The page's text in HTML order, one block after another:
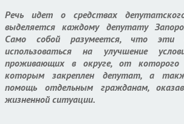
Речь идет о средствах
выделяется каждому депутату
Само собой разумеется, что эти
использоваться на улучшение
проживающих в округе, от которого
которым закреплен депутат, а
помощь отдельным гражданам,
жизненной ситуации.